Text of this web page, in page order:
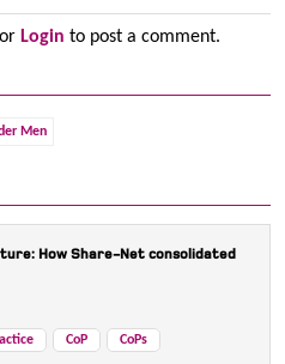
Login to post a comment.
Men
How Share-Net consolidated
CoP CoPs